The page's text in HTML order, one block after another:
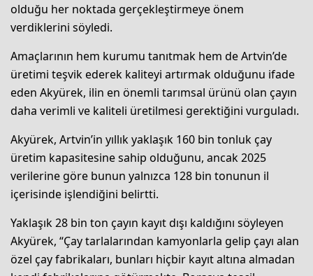
olduğu her noktada gerçekleştirmeye önem
verdiklerini söyledi.
Amaçlarının hem kurumu tanıtmak hem de Artvin’de
üretimi teşvik ederek kaliteyi artırmak olduğunu ifade
eden Akyürek, ilin en önemli tarımsal ürünü olan çayın
daha verimli ve kaliteli üretilmesi gerektiğini vurguladı.
Akyürek, Artvin’in yıllık yaklaşık 160 bin tonluk çay
üretim kapasitesine sahip olduğunu, ancak 2025
verilerine göre bunun yalnızca 128 bin tonunun il
içerisinde işlendiğini belirtti.
Yaklaşık 28 bin ton çayın kayıt dışı kaldığını söyleyen
Akyürek, “Çay tarlalarından kamyonlarla gelip çayı alan
özel çay fabrikaları, bunları hiçbir kayıt altına almadan